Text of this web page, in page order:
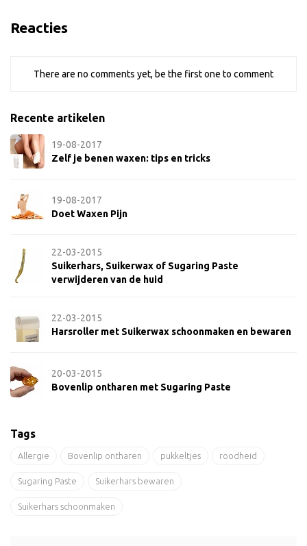
Reacties
There are no comments yet, be the first one to comment
Recente artikelen
19-08-2017
Zelf je benen waxen: tips en tricks
19-08-2017
Doet Waxen Pijn
22-03-2015
Suikerhars, Suikerwax of Sugaring Paste
verwijderen van de huid
22-03-2015
Harsroller met Suikerwax schoonmaken en bewaren
20-03-2015
Bovenlip ontharen met Sugaring Paste
Tags
Allergie Bovenlip ontharen pukkeltjes roodheid
Sugaring Paste Suikerhars bewaren
Suikerhars schoonmaken